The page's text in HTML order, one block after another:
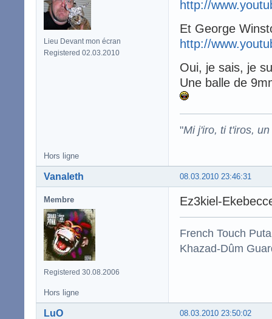
Lieu Devant mon écran
Registered 02.03.2010
http://
Et George
http://
Oui, je sais, je
Une balle de
"Mi j'iro, ti t'iros,
Hors ligne
08.03.2010 23:46:31
Vanaleth
Membre
Registered 30.08.2006
Ez3kiel-
French Touch
Khazad-Dûm
Hors ligne
08.03.2010 23:50:02
LuO